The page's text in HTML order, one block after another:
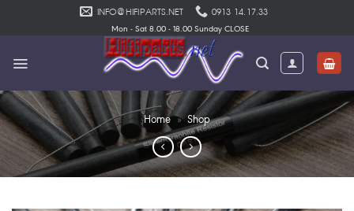
INFO@HIFIPARTS.NET 0913 14.17.33
Mon - Sat 8.00 - 18.00 Sunday CLOSE
Home » Shop